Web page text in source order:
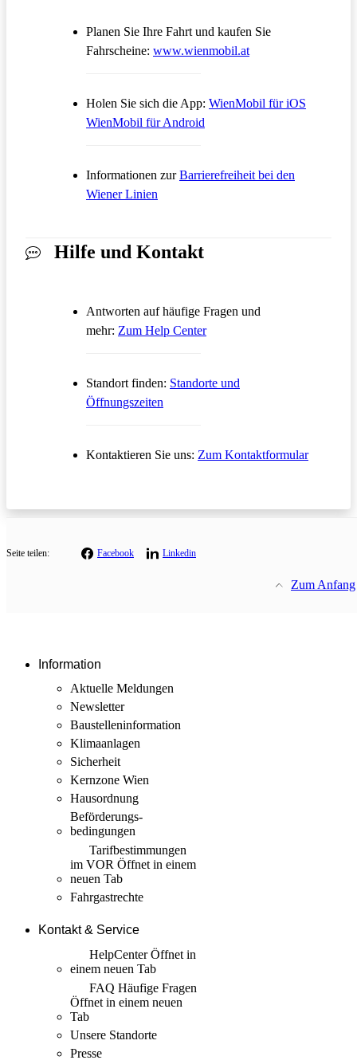
Planen Sie Ihre Fahrt und kaufen Sie
Fahrscheine: www.wienmobil.atÖffnet in einem
Holen Sie sich die App: WienMobil für iOS
WienMobil für Android
Informationen zurBarrierefreiheit bei den
Wiener Linien
Hilfe und Kontakt
Antworten auf häufige Fragen und
mehr: Zum Help CenterÖffnet in einem neuen Tab
Standort finden: Standorte und
Öffnungszeiten
Kontaktieren Sie uns: Zum KontaktformularÖffnet in
Seite teilen: Facebook Linkedin
Zum Anfang
Information
Aktuelle Meldungen
Newsletter
Baustellen­information
Klimaanlagen
Sicherheit
Kernzone Wien
Hausordnung
Beförderungs­
bedingungen
Tarif­bestimmungen
im VOR Öffnet in einem
neuen Tab
Fahrgastrechte
Kontakt & Service
HelpCenterÖffnet in
einem neuen Tab
FAQ Häufige Fragen
Öffnet in einem neuen
Tab
Unsere Standorte
Presse